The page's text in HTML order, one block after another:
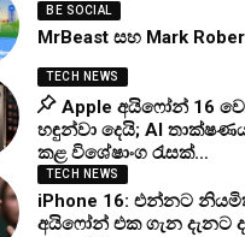
BE SOCIAL
MrBeast සහ Mark Rober
TECH NEWS
Apple අයිෆෝන් 16
හඳුන්වා දෙයි; AI
කළ විශේෂාංග රැසක්…
TECH NEWS
iPhone 16: එන්නට
අයිෆෝන් එක ගැන දැනට